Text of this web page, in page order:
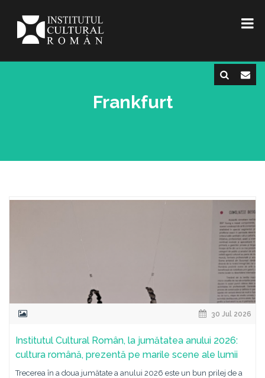
Frankfurt
30 Jul 2026
Institutul Cultural Român, la jumătatea anului 2026:
cultura română, prezentă pe marile scene ale lumii
Trecerea în a doua jumătate a anului 2026 este un bun prilej de a